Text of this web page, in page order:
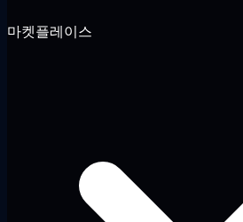
마켓플레이스